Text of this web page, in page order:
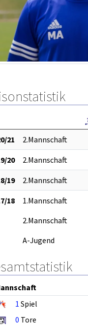
21 2.Mannschaft
20 2.Mannschaft
19 2.Mannschaft
18 1.Mannschaft
2.Mannschaft
A-Jugend
1 Spiel
0 Tore